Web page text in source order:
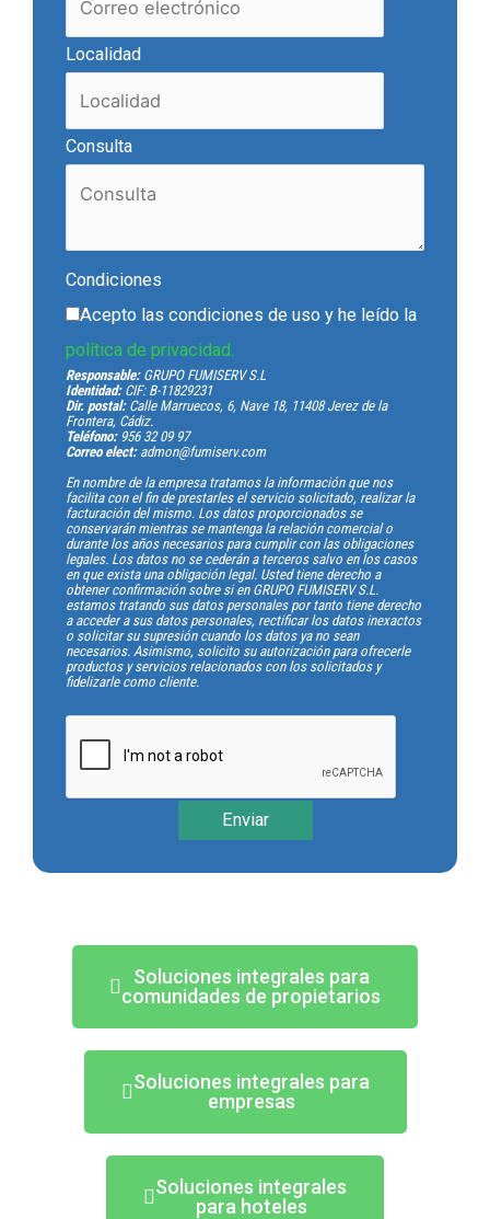
Localidad
Consulta
Condiciones
Acepto las condiciones de uso y he leído la
política de privacidad.
Responsable:GRUPO FUMISERV S.L
Identidad:CIF: B-11829231
Dir. postal:Calle Marruecos, 6, Nave 18, 11408 Jerez de la
Frontera, Cádiz.
Teléfono:956 32 09 97
Correo elect:admon@fumiserv.com
En nombre de la empresa tratamos la información que nos
facilita con el fin de prestarles el servicio solicitado, realizar la
facturación del mismo. Los datos proporcionados se
conservarán mientras se mantenga la relación comercial o
durante los años necesarios para cumplir con las obligaciones
legales. Los datos no se cederán a terceros salvo en los casos
en que exista una obligación legal. Usted tiene derecho a
obtener confirmación sobre si en GRUPO FUMISERV S.L.
estamos tratando sus datos personales por tanto tiene derecho
a acceder a sus datos personales, rectificar los datos inexactos
o solicitar su supresión cuando los datos ya no sean
necesarios. Asimismo, solicito su autorización para ofrecerle
productos y servicios relacionados con los solicitados y
fidelizarle como cliente.
Enviar
Soluciones integrales para
comunidades de propietarios
Soluciones integrales para
empresas
Soluciones integrales
para hoteles